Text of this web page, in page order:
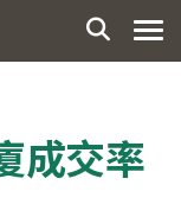
成交率